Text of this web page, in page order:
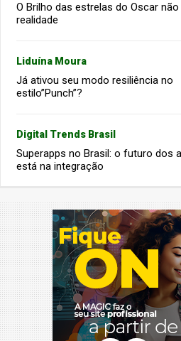
O Brilho das estrelas do Oscar não
realidade
Liduína Moura
Já ativou seu modo resiliência no
estilo”Punch”?
Digital Trends Brasil
Superapps no Brasil: o futuro dos
está na integração